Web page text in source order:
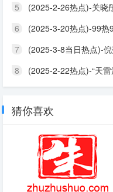
5
(2025-2-26热点)-关晓
6
(2025-3-20热点)-99热
7
(2025-3-8当日热点)-
8 (2025-2-22热点)-“天
猜你喜欢